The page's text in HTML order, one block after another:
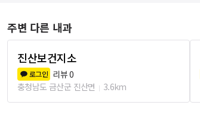
주변 다른 내과
진산보건지소
로그인 리뷰0
충청남도 금산군 진산면
3.6km